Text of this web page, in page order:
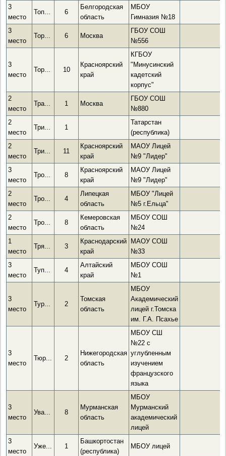
3
место
Топ... 6
Белгородская
область
МБОУ
Гимназия №18
3
место
Тор... 6 Москва
ГБОУ СОШ
№556
3
место
Тор... 10
Красноярский
край
КГБОУ
"Минусинский
кадетский
корпус"
2
место
Тра... 1 Москва
ГБОУ СОШ
№880
2
место
Три... 1
Татарстан
(республика)
2
место
Три... 11
Красноярский
край
МАОУ Лицей
№9 "Лидер"
3
место
Тро... 8
Красноярский
край
МАОУ Лицей
№9 "Лидер"
2
место
Тро... 4
Липецкая
область
МБОУ "Лицей
№5 г.Ельца"
2
место
Тро... 8
Кемеровская
область
МБОУ СОШ
№24
1
место
Тря... 3
Краснодарский
край
МАОУ СОШ
№33
3
место
Туп... 4
Алтайский
край
МБОУ СОШ
№1
3
место
Тур... 2
Томская
область
МБОУ
Академический
лицей г.Томска
им. Г.А. Псахье
3
место
Тюр... 2
Нижегородская
область
МБОУ СШ
№22 с
углубленным
изучением
французского
языка
3
место
Ува... 8
Мурманская
область
МБОУ
Мурманский
академический
лицей
3
место
Уже... 1
Башкортостан
(республика)
МБОУ лицей